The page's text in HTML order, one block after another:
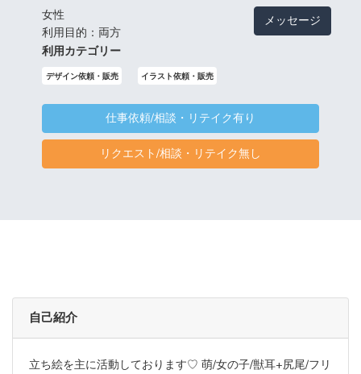
女性
利用目的：両方
メッセージ
利用カテゴリー
デザイン依頼・販売 イラスト依頼・販売
仕事依頼/相談・リテイク有り
リクエスト/相談・リテイク無し
自己紹介
立ち絵を主に活動しております♡ 萌/女の子/獣耳+尻尾/フリ